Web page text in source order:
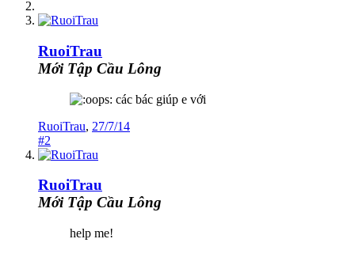
RuoiTrau
Mới Tập Cầu Lông
các bác giúp e với
RuoiTrau, 27/7/14
#2
RuoiTrau
Mới Tập Cầu Lông
help me!